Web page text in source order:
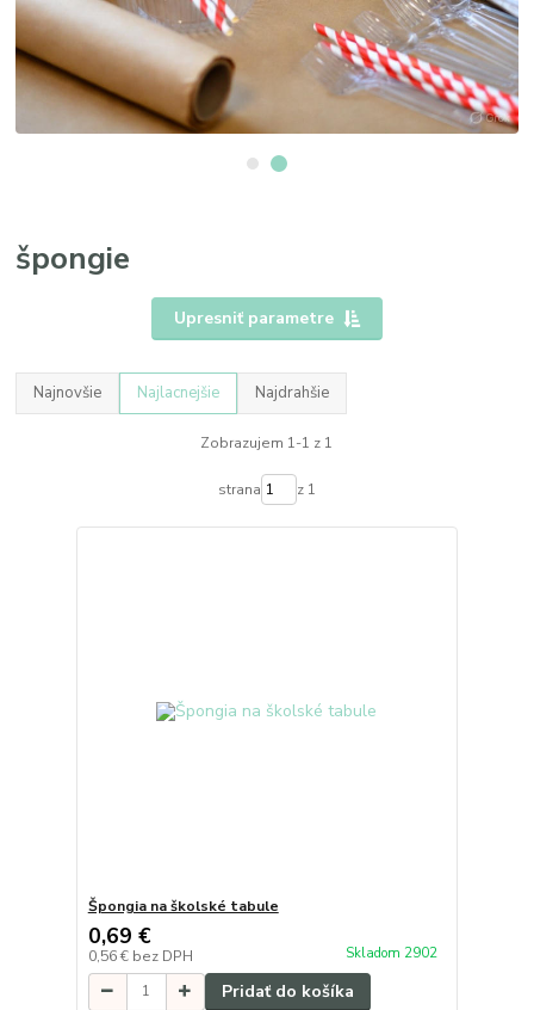
špongie
Upresniť parametre
Najnovšie Najlacnejšie Najdrahšie
Zobrazujem 1-1 z 1
strana z 1
Špongia na školské tabule
0,69 €
0,56 € bez DPH Skladom 2902
Pridať do košíka